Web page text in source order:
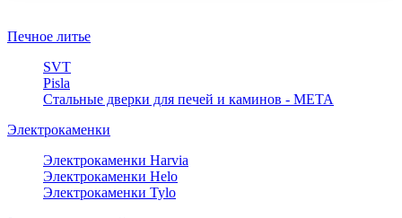
Печное литье
SVT
Pisla
Стальные дверки для печей и каминов - META
Электрокаменки
Электрокаменки Harvia
Электрокаменки Helo
Электрокаменки Tylo